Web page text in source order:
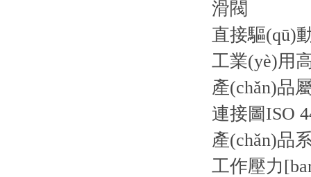
滑閥
直接驅(qū)
工業(yè)用
產(chǎn)品
連接圖ISO
產(chǎn)品
工作壓力